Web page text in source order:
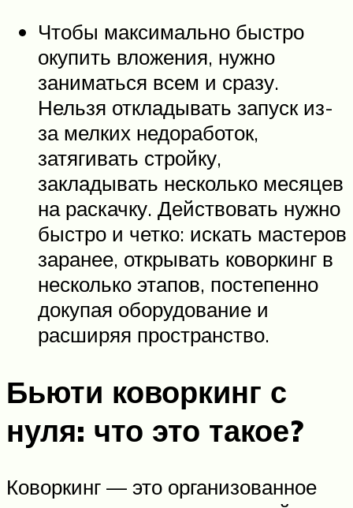
Чтобы максимально быстро
окупить вложения, нужно
заниматься всем и сразу.
Нельзя откладывать запуск из-
за мелких недоработок,
затягивать стройку,
закладывать несколько месяцев
на раскачку. Действовать нужно
быстро и четко: искать мастеров
заранее, открывать коворкинг в
несколько этапов, постепенно
докупая оборудование и
расширяя пространство.
Бьюти коворкинг с
нуля: что это такое?
Коворкинг — это организованное